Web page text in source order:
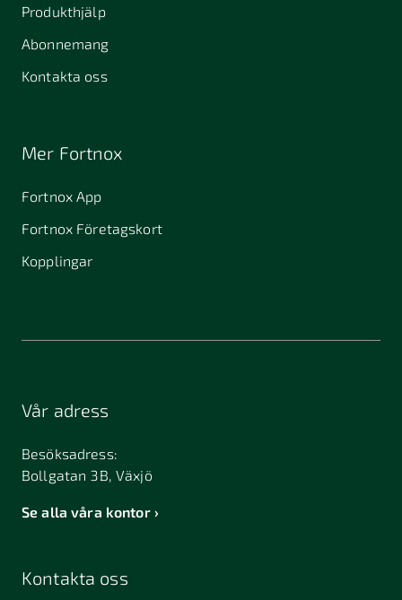
Produkthjälp
Abonnemang
Kontakta oss
Mer Fortnox
Fortnox App
Fortnox Företagskort
Kopplingar
Vår adress
Besöksadress:
Bollgatan 3B, Växjö
Se alla våra kontor
Kontakta oss